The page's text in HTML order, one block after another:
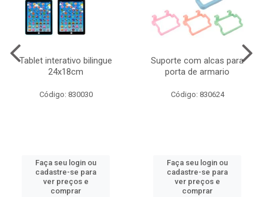
Tablet interativo bilingue
24x18cm
Código: 830030
Faça seu login ou
cadastre-se para
ver preços e
comprar
Suporte com alcas para
porta de armario
Código: 830624
Faça seu login ou
cadastre-se para
ver preços e
comprar